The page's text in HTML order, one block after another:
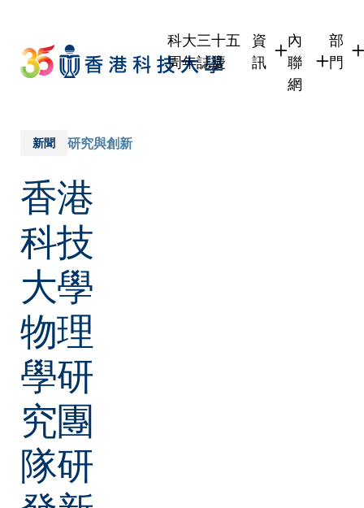
main
content
科大三十五
周年誌慶
資
訊
內
聯
網
部
門
新聞 研究與創新
香港
科技
大學
物理
學研
究團
隊研